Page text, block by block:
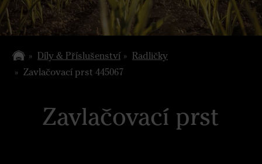
Díly & Příslušenství
Radličky
Zavlačovací prst 445067
Zavlačovací prst